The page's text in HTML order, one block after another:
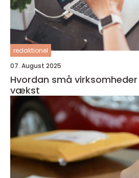
redaktionel
07. August 2025
Hvordan små
vækst